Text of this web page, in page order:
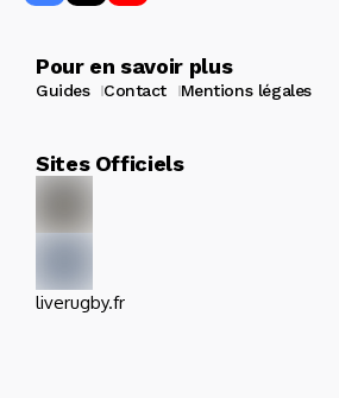
Pour en savoir plus
Guides Contact Mentions légales
Sites Officiels
liverugby.fr